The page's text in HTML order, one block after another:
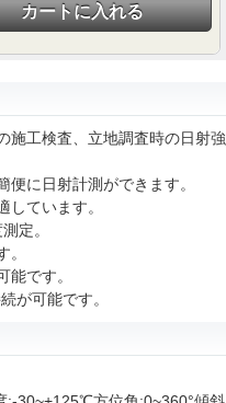
カートに入れる
施工検査、立地調査時の日射強
に日射計測ができます。
しています。
定。
です。
が可能です。